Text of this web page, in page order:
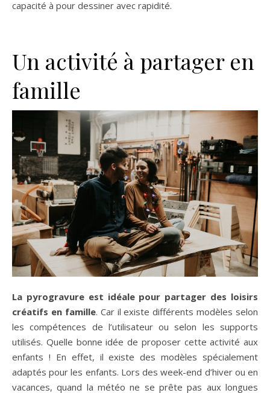
capacité à pour dessiner avec rapidité.
Un activité à partager en
famille
La pyrogravure est idéale pour partager des loisirs
créatifs en famille. Car il existe différents modèles selon
les compétences de l’utilisateur ou selon les supports
utilisés. Quelle bonne idée de proposer cette activité aux
enfants ! En effet, il existe des modèles spécialement
adaptés pour les enfants. Lors des week-end d’hiver ou en
vacances, quand la météo ne se prête pas aux longues